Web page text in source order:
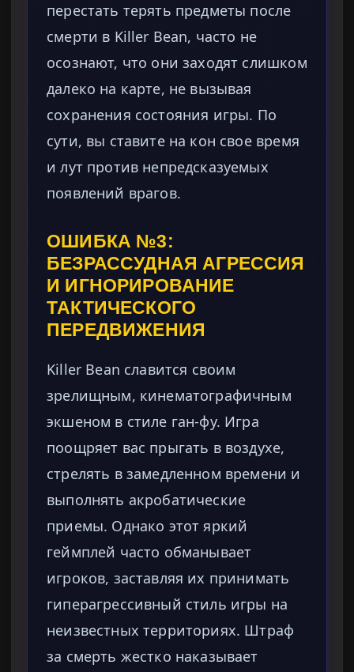
перестать терять предметы после
смерти в Killer Bean, часто не
осознают, что они заходят слишком
далеко на карте, не вызывая
сохранения состояния игры. По
сути, вы ставите на кон свое время
и лут против непредсказуемых
появлений врагов.
ОШИБКА №3:
БЕЗРАССУДНАЯ АГРЕССИЯ
И ИГНОРИРОВАНИЕ
ТАКТИЧЕСКОГО
ПЕРЕДВИЖЕНИЯ
Killer Bean славится своим
зрелищным, кинематографичным
экшеном в стиле ган-фу. Игра
поощряет вас прыгать в воздухе,
стрелять в замедленном времени и
выполнять акробатические
приемы. Однако этот яркий
геймплей часто обманывает
игроков, заставляя их принимать
гиперагрессивный стиль игры на
неизвестных территориях. Штраф
за смерть жестко наказывает